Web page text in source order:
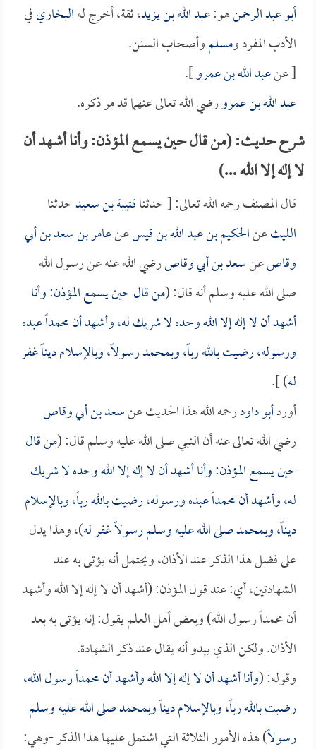
أبو عبد الرحمنهو:عبد الله بن يزيد، ثقة، أخرج لهالبخاريفي
الأدب المفرد ومسلموأصحاب السنن.
[ عنعبد الله بن عمرو].
عبد الله بن عمرورضي الله تعالى عنهما قد مر ذكره.
شرح حديث: (من قال حين يسمع المؤذن: وأنا أشهد أن
لا إله إلا الله ...)
قال المصنف رحمه الله تعالى: [ حدثناقتيبة بن سعيدحدثنا
الليثعنالحكيم بن عبد الله بن قيسعنعامر بن سعد بن أبي
وقاصعنسعد بن أبي وقاصرضي الله عنه عن رسول الله
صلى الله عليه وسلم أنه قال: (من قال حين يسمع المؤذن: وأنا
أشهد أن لا إله إلا الله وحده لا شريك له، وأشهد أن محمداً عبده
ورسوله، رضيت بالله رباً، وبمحمد رسولاً، وبالإسلام ديناً غفر
له) ].
أوردأبو داودرحمه الله هذا الحديث عنسعد بن أبي وقاص
رضي الله تعالى عنه أن النبي صلى الله عليه وسلم قال: (من قال
حين يسمع المؤذن: وأنا أشهد أن لا إله إلا الله وحده لا شريك
له، وأشهد أن محمداً عبده ورسوله، رضيت بالله رباً، وبالإسلام
ديناً، وبمحمد صلى الله عليه وسلم رسولاً غفر له)، وهذا يدل
على فضل هذا الذكر عند الأذان، ويحتمل أنه يؤتى به عند
الشهادتين، أي: عند قول المؤذن: (أشهد أن لا إله إلا الله وأشهد
أن محمداً رسول الله) وبعض أهل العلم يقول: إنه يؤتى به بعد
الأذان. ولكن الذي يبدو أنه يقال عند ذكر الشهادة.
وقوله: (وأنا أشهد أن لا إله إلا الله وأشهد أن محمداً رسول الله،
رضيت بالله رباً، وبالإسلام ديناً وبمحمد صلى الله عليه وسلم
رسولاً) هذه الأمور الثلاثة التي اشتمل عليها هذا الذكر -وهي: